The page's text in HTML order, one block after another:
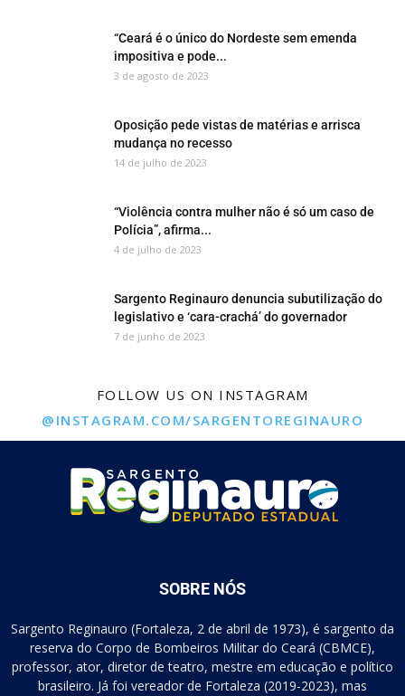
“Ceará é o único do Nordeste sem emenda
impositiva e pode...
3 de agosto de 2023
Oposição pede vistas de matérias e arrisca
mudança no recesso
14 de julho de 2023
“Violência contra mulher não é só um caso de
Polícia”, afirma...
4 de julho de 2023
Sargento Reginauro denuncia subutilização do
legislativo e ‘cara-crachá’ do governador
7 de junho de 2023
FOLLOW US ON INSTAGRAM
@INSTAGRAM.COM/SARGENTOREGINAURO
SOBRE NÓS
Sargento Reginauro (Fortaleza, 2 de abril de 1973), é sargento da
reserva do Corpo de Bombeiros Militar do Ceará (CBMCE),
professor, ator, diretor de teatro, mestre em educação e político
brasileiro. Já foi vereador de Fortaleza (2019-2023), mas